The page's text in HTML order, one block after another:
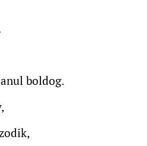
boldog.